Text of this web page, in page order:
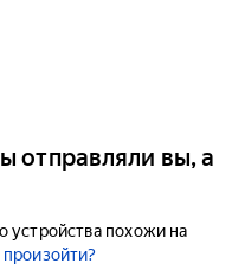
отправляли вы, а
устройства похожи на